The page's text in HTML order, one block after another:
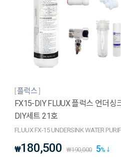
플럭스
FX15-DIY FLUUX 플럭스 언더싱
DIY세트 21호
FLUUX FX-15 UNDERSINK WATER
₩180,500 ₩190,000 5%